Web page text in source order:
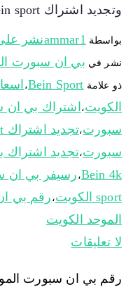
وتجديد اشتراك bein sport
بواسطة ammar1نشر
نشر في بي ان سبورت
ذو علامة Bein Sport،
الكويت، اشتراك بي
سبورت،تجديد اشتراك bein sport
سبورت،تجديد
Bein 4k، رسيفر بي ان
sport الكويت
، رقم بي
الموحد الكويت
لا تعليقات
رقم بي ان سبورت